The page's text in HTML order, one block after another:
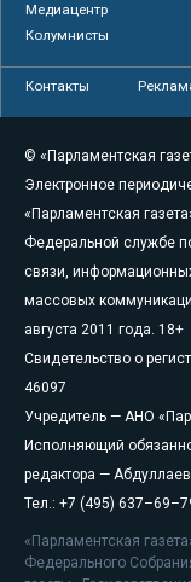
Медиацентр
Колумнисты
Контакты
© «Парламентская
Электронное
«Парламентская
Федеральной службе
связи,
массовых
августа 2011 года. 18+
Свидетельство о
46097
Учредитель — АНО
Исполняющий
редактора —
Тел.: +7 (495)
«Парламентская
Федерального